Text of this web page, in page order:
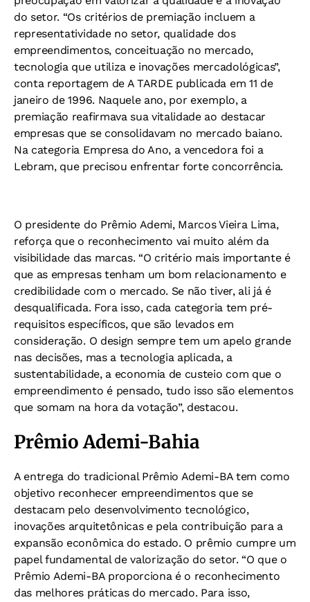
do setor. “Os critérios de premiação incluem a
representatividade no setor, qualidade dos
empreendimentos, conceituação no mercado,
tecnologia que utiliza e inovações mercadológicas”,
conta reportagem de A TARDE publicada em 11 de
janeiro de 1996. Naquele ano, por exemplo, a
premiação reafirmava sua vitalidade ao destacar
empresas que se consolidavam no mercado baiano.
Na categoria Empresa do Ano, a vencedora foi a
Lebram, que precisou enfrentar forte concorrência.
O presidente do Prêmio Ademi, Marcos Vieira Lima,
reforça que o reconhecimento vai muito além da
visibilidade das marcas. “O critério mais importante é
que as empresas tenham um bom relacionamento e
credibilidade com o mercado. Se não tiver, ali já é
desqualificada. Fora isso, cada categoria tem pré-
requisitos específicos, que são levados em
consideração. O design sempre tem um apelo grande
nas decisões, mas a tecnologia aplicada, a
sustentabilidade, a economia de custeio com que o
empreendimento é pensado, tudo isso são elementos
que somam na hora da votação”, destacou.
Prêmio Ademi-Bahia
A entrega do tradicional Prêmio Ademi-BA tem como
objetivo reconhecer empreendimentos que se
destacam pelo desenvolvimento tecnológico,
inovações arquitetônicas e pela contribuição para a
expansão econômica do estado. O prêmio cumpre um
papel fundamental de valorização do setor. “O que o
Prêmio Ademi-BA proporciona é o reconhecimento
das melhores práticas do mercado. Para isso,